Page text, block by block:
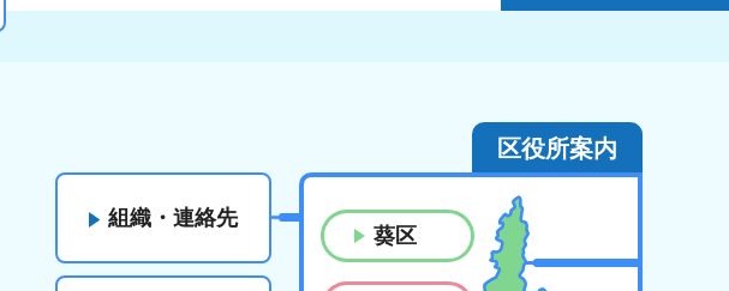
組織・連絡先
区役所案内
葵区